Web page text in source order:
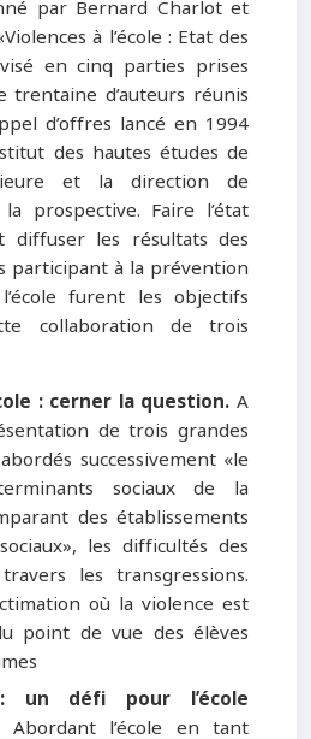
par Bernard Charlot et
à l’école : Etat des
en cinq parties prises
d’auteurs réunis
d’offres lancé en 1994
des hautes études de
et la direction de
prospective. Faire l’état
diffuser les résultats des
participant à la prévention
furent les objectifs
collaboration de trois
: cerner la question. A
de trois grandes
successivement «le
sociaux de la
des établissements
les difficultés des
les transgressions.
où la violence est
point de vue des élèves
un défi pour l’école
Abordant l’école en tant